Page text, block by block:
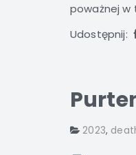
poważnej w
Udostępnij:
2023,